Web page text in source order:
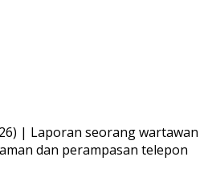
| Laporan seorang wartawan
dan perampasan telepon